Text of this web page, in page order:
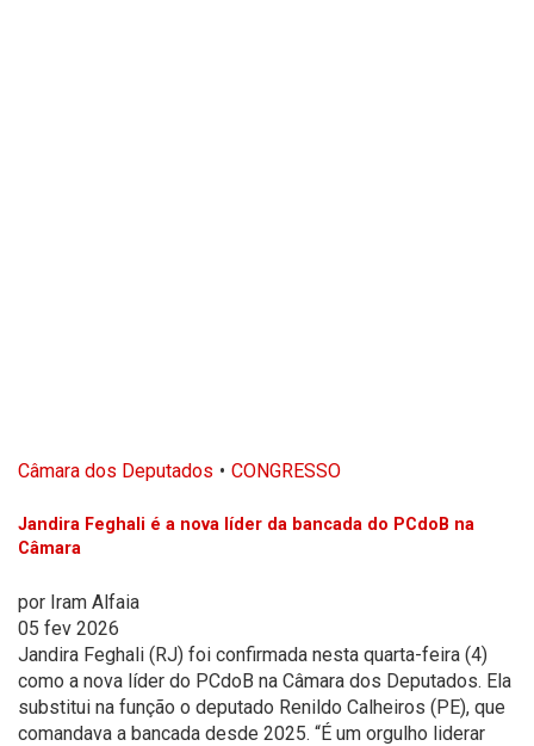
Câmara dos Deputados CONGRESSO
Jandira Feghali é a nova líder da bancada do PCdoB na
Câmara
por Iram Alfaia
05 fev 2026
Jandira Feghali (RJ) foi confirmada nesta quarta-feira (4)
como a nova líder do PCdoB na Câmara dos Deputados. Ela
substitui na função o deputado Renildo Calheiros (PE), que
comandava a bancada desde 2025. “É um orgulho liderar